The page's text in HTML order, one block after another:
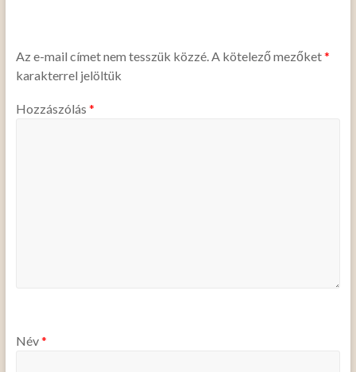
Az e-mail címet nem tesszük közzé.A kötelező mezőket*
karakterrel jelöltük
Hozzászólás *
Név*